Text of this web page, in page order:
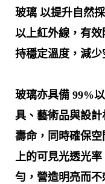
玻璃 以提升自然
以上紅外線，有
持穩定溫度，減少
玻璃亦具備 99%
具、藝術品與設
壽命，同時確保
上的可見光透光
勻，營造明亮而